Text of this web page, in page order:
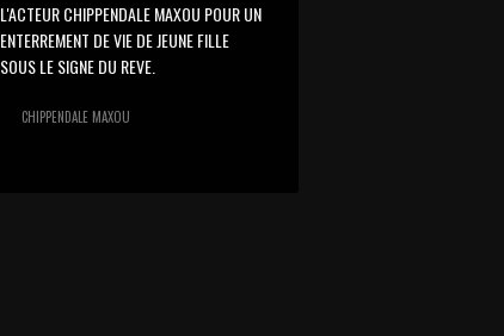
L'ACTEUR CHIPPENDALE MAXOU POUR UN
ENTERREMENT DE VIE DE JEUNE FILLE
SOUS LE SIGNE DU REVE.
CHIPPENDALE MAXOU